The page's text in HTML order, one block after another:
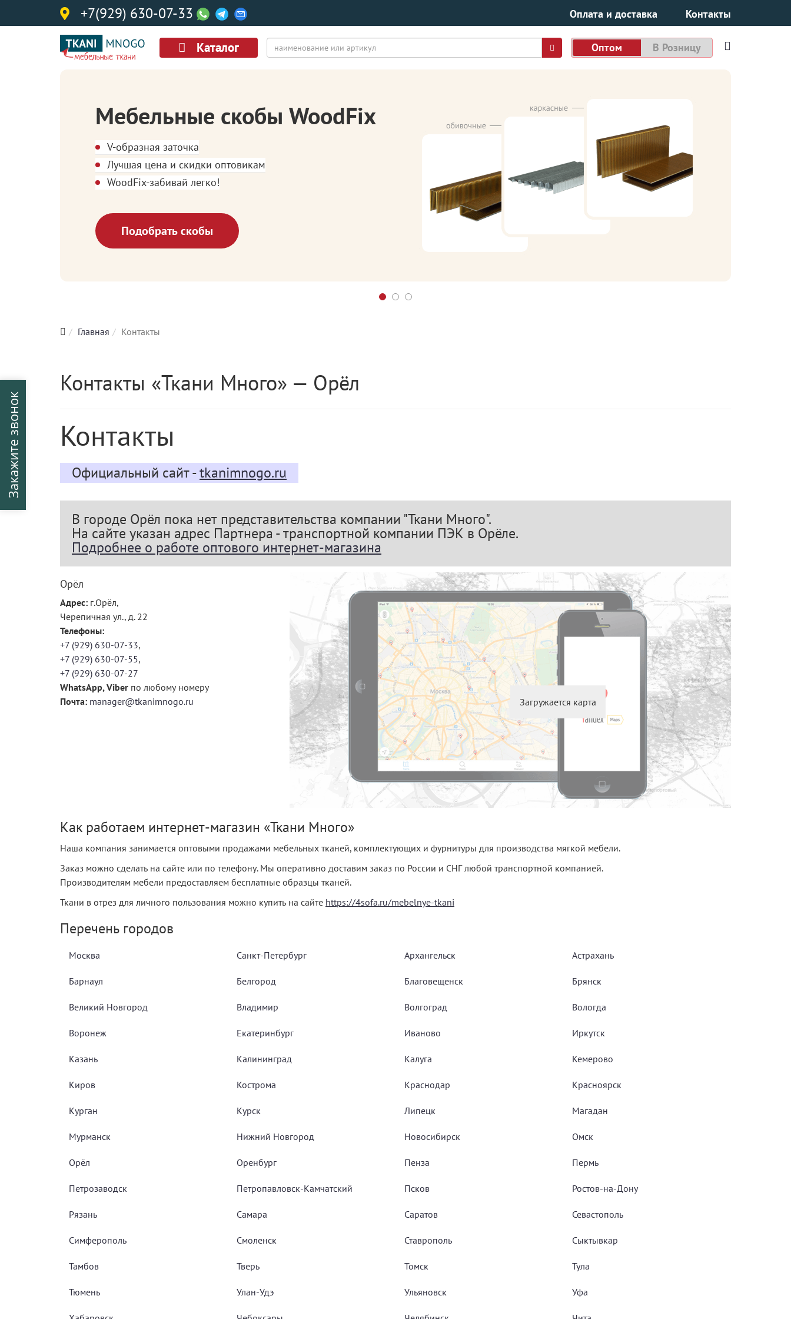
+7(929) 630-07-33 Оплата и доставка Контакты
Каталог Оптом В Розницу
Мебельные скобы WoodFix
V-образная заточка
Лучшая цена и скидки оптовикам
WoodFix-забивай легко!
Подобрать скобы
Главная Контакты
Контакты «Ткани Много» — Орёл
Контакты
Официальный сайт -tkanimnogo.ru
В городе Орёл пока нет представительства компании "Ткани Много".
На сайте указан адрес Партнера - транспортной компании ПЭК в Орёле.
Подробнее о работе оптового интернет-магазина
Орёл
Адрес: г.Орёл,
Черепичная ул., д. 22
Телефоны:
+7 (929) 630-07-33,
+7 (929) 630-07-55,
+7 (929) 630-07-27
WhatsApp, Viber по любому номеру
Почта: manager@tkanimnogo.ru Загружается карта
Как работаем интернет-магазин «Ткани Много»
Наша компания занимается оптовыми продажами мебельных тканей, комплектующих и фурнитуры для производства мягкой мебели.
Заказ можно сделать на сайте или по телефону. Мы оперативно доставим заказ по России и СНГ любой транспортной компанией.
Производителям мебели предоставляем бесплатные образцы тканей.
Ткани в отрез для личного пользования можно купить на сайте https://4sofa.ru/mebelnye-tkani
Перечень городов
Москва Санкт-Петербург Архангельск Астрахань
Барнаул Белгород Благовещенск Брянск
Великий Новгород Владимир Волгоград Вологда
Воронеж Екатеринбург Иваново Иркутск
Казань Калининград Калуга Кемерово
Киров Кострома Краснодар Красноярск
Курган Курск Липецк Магадан
Мурманск Нижний Новгород Новосибирск Омск
Орёл Оренбург Пенза Пермь
Петрозаводск Петропавловск-Камчатский Псков Ростов-на-Дону
Рязань Самара Саратов Севастополь
Симферополь Смоленск Ставрополь Сыктывкар
Тамбов Тверь Томск Тула
Тюмень Улан-Удэ Ульяновск Уфа
Закажите звонок